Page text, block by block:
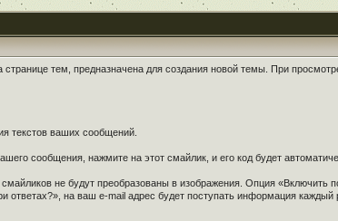
тем, предназначена для создания новой темы. При
текстов ваших сообщений.
сообщения, нажмите на этот смайлик, и его код будет
не будут преобразованы в изображения. Опция «Включить
на ваш e-mail адрес будет поступать информация